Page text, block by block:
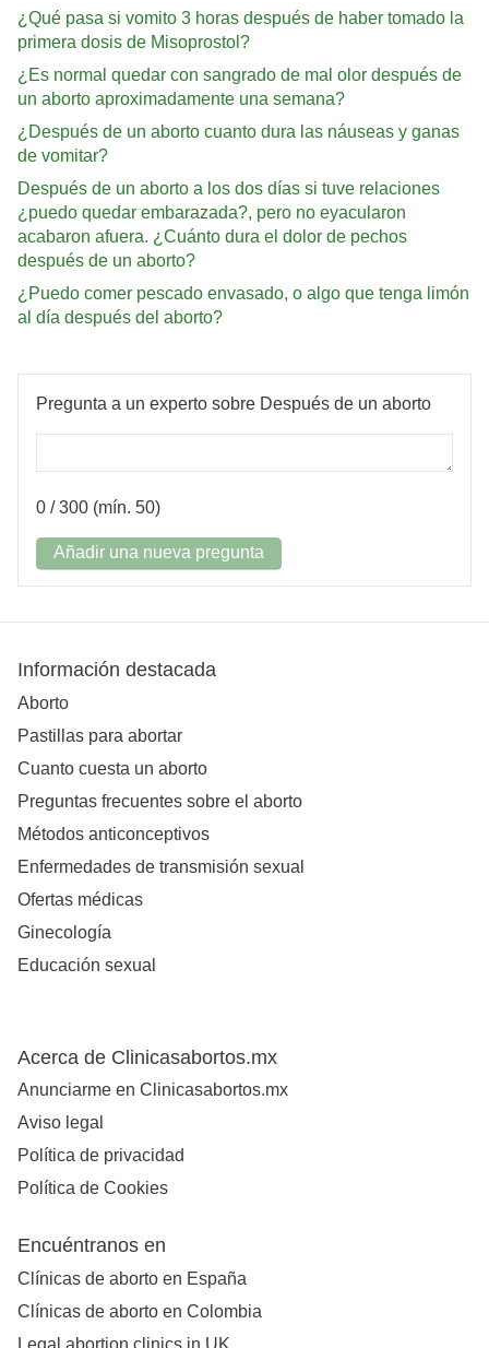
¿Qué pasa si vomito 3 horas después de haber tomado la
primera dosis de Misoprostol?
¿Es normal quedar con sangrado de mal olor después de
un aborto aproximadamente una semana?
¿Después de un aborto cuanto dura las náuseas y ganas
de vomitar?
Después de un aborto a los dos días si tuve relaciones
¿puedo quedar embarazada?, pero no eyacularon
acabaron afuera. ¿Cuánto dura el dolor de pechos
después de un aborto?
¿Puedo comer pescado envasado, o algo que tenga limón
al día después del aborto?
Pregunta a un experto sobre Después de un aborto
0 / 300 (mín. 50)
Añadir una nueva pregunta
Información destacada
Aborto
Pastillas para abortar
Cuanto cuesta un aborto
Preguntas frecuentes sobre el aborto
Métodos anticonceptivos
Enfermedades de transmisión sexual
Ofertas médicas
Ginecología
Educación sexual
Acerca de Clinicasabortos.mx
Anunciarme en Clinicasabortos.mx
Aviso legal
Política de privacidad
Política de Cookies
Encuéntranos en
Clínicas de aborto en España
Clínicas de aborto en Colombia